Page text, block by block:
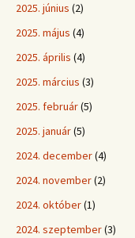
2025. június (2)
2025. május (4)
2025. április (4)
2025. március (3)
2025. február(5)
2025. január(5)
2024. december(4)
2024. november(2)
2024. október(1)
2024. szeptember(3)